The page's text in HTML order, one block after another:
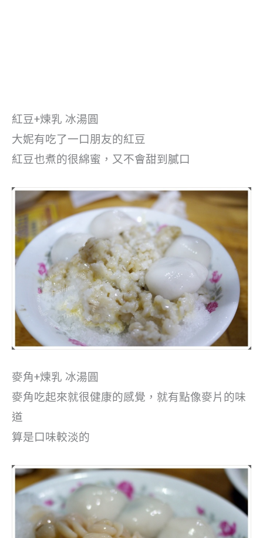
紅豆+煉乳 冰湯圓
大妮有吃了一口朋友的紅豆
紅豆也煮的很綿蜜，又不會甜到膩口
麥角+煉乳 冰湯圓
麥角吃起來就很健康的感覺，就有點像麥片的味
道
算是口味較淡的